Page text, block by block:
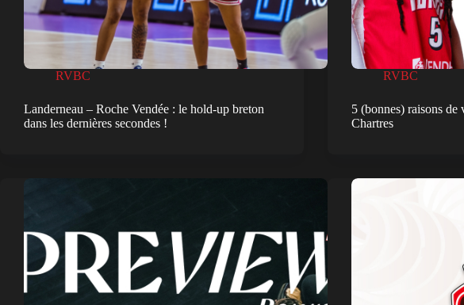
RVBC
Landerneau – Roche Vendée : le hold-up breton
dans les dernières secondes !
RVBC
5 (bonnes) raisons
Chartres